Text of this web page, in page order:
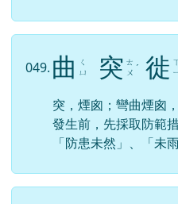
049. 曲
ㄑ
ㄩ
突 ㄊ
ㄨ ˊ 徙
突，煙囪；彎曲煙囪
發生前，先採取防範
「防患未然」、「未